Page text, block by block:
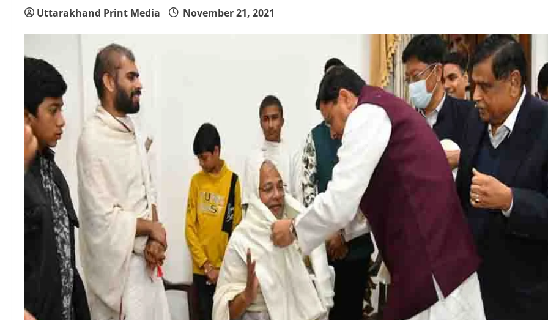
Uttarakhand Print Media November 21, 2021